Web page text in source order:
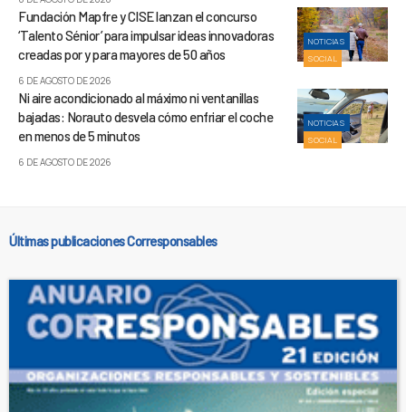
NOTICIAS
SOCIAL
Fundación Mapfre y CISE lanzan el concurso
‘Talento Sénior’ para impulsar ideas innovadoras
creadas por y para mayores de 50 años
6 DE AGOSTO DE 2026
NOTICIAS
SOCIAL
Ni aire acondicionado al máximo ni ventanillas
bajadas: Norauto desvela cómo enfriar el coche
en menos de 5 minutos
6 DE AGOSTO DE 2026
Últimas publicaciones Corresponsables